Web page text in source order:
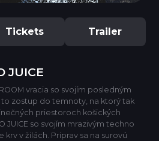
Tickets Trailer
JUICE
vracia so svojím posledným
zostup do temnoty, na ktorý tak
priestoroch košických
JUICE so svojím mrazivým techno
v žilách. Priprav sa na surovú